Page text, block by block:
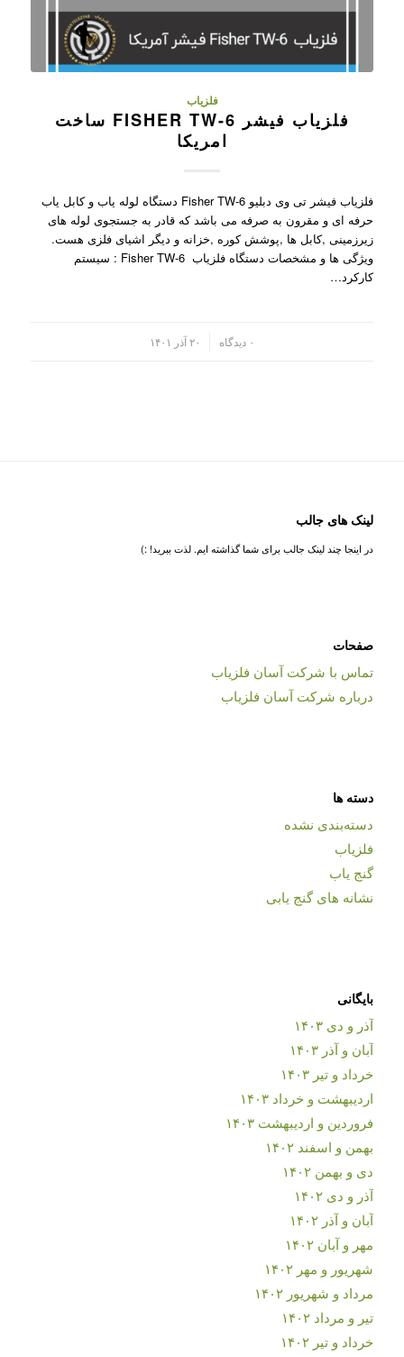
فلزیاب
فلزیاب فیشر FISHER TW-6 ساخت
امریکا
فلزیاب فیشر تی وی دبلیو Fisher TW-6 دستگاه لوله یاب و کابل یاب
حرفه ای و مقرون به صرفه می باشد که قادر به جستجوی لوله های
زیرزمینی ,کابل ها ,پوشش کوره ,خزانه و دیگر اشیای فلزی هست.
ویژگی ها و مشخصات دستگاه فلزیاب Fisher TW-6 : سیستم
کارکرد…
۰ دیدگاه ۲۰ آذر ۱۴۰۱
لینک های جالب
در اینجا چند لینک جالب برای شما گذاشته ایم. لذت ببرید! :)
صفحات
تماس با شرکت آسان فلزیاب
درباره شرکت آسان فلزیاب
دسته ها
دسته‌بندی نشده
فلزیاب
گنج یاب
نشانه های گنج یابی
بایگانی
آذر و دی ۱۴۰۳
آبان و آذر ۱۴۰۳
خرداد و تیر ۱۴۰۳
اردیبهشت و خرداد ۱۴۰۳
فروردین و اردیبهشت ۱۴۰۳
بهمن و اسفند ۱۴۰۲
دی و بهمن ۱۴۰۲
آذر و دی ۱۴۰۲
آبان و آذر ۱۴۰۲
مهر و آبان ۱۴۰۲
شهریور و مهر ۱۴۰۲
مرداد و شهریور ۱۴۰۲
تیر و مرداد ۱۴۰۲
خرداد و تیر ۱۴۰۲